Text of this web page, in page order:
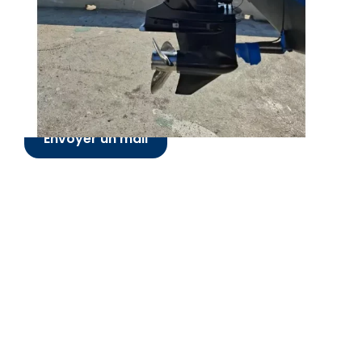
Présenté par
Yacht Broker RF
+33 6 07 05 53 67
Envoyer un mail